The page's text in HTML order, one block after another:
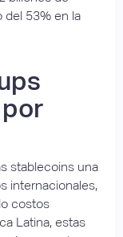
del 53% en la
stablecoins una
internacionales,
costos
Latina, estas